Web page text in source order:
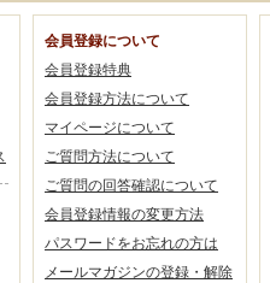
会員登録について
会員登録特典
会員登録方法について
マイページについて
ご質問方法について
ご質問の回答確認について
会員登録情報の変更方法
パスワードをお忘れの方は
メールマガジンの登録・解除